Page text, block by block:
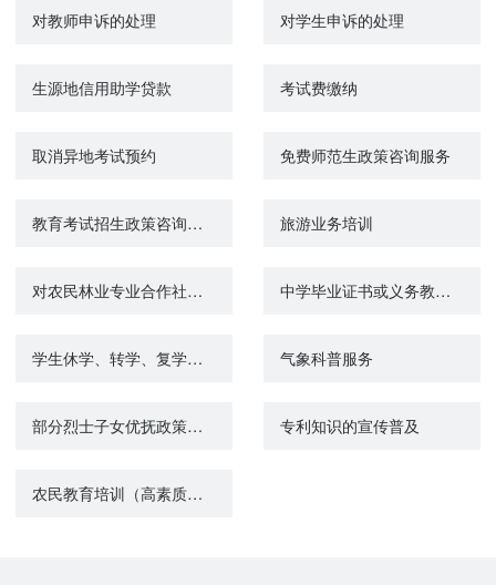
对教师申诉的处理 对学生申诉的处理
生源地信用助学贷款 考试费缴纳
取消异地考试预约 免费师范生政策咨询服务
教育考试招生政策咨询服务 旅游业务培训
对农民林业专业合作社的建设和发展进行指导和服务 中学毕业证书或义务教育完成证书遗失办理
学生休学、转学、复学申请 气象科普服务
部分烈士子女优抚政策宣传和咨询 专利知识的宣传普及
农民教育培训（高素质农民培育）